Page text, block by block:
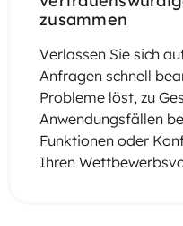
zusammen
Verlassen Sie sich
Anfragen schnell
Probleme löst, zu
Anwendungsfällen
Funktionen oder
Ihren